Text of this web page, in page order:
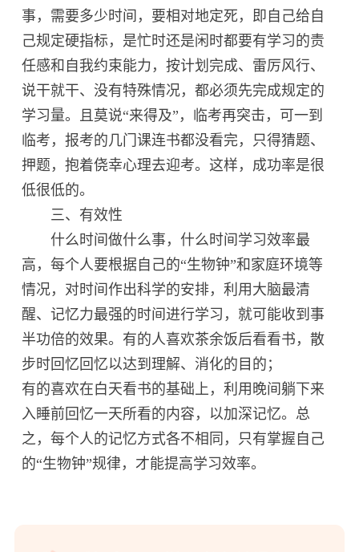
事，需要多少时间，要相对地定死，即自己给自
己规定硬指标，是忙时还是闲时都要有学习的责
任感和自我约束能力，按计划完成、雷厉风行、
说干就干、没有特殊情况，都必须先完成规定的
学习量。且莫说“来得及”，临考再突击，可一到
临考，报考的几门课连书都没看完，只得猜题、
押题，抱着侥幸心理去迎考。这样，成功率是很
低很低的。
三、有效性
什么时间做什么事，什么时间学习效率最
高，每个人要根据自己的“生物钟”和家庭环境等
情况，对时间作出科学的安排，利用大脑最清
醒、记忆力最强的时间进行学习，就可能收到事
半功倍的效果。有的人喜欢茶余饭后看看书，散
步时回忆回忆以达到理解、消化的目的；
有的喜欢在白天看书的基础上，利用晚间躺下来
入睡前回忆一天所看的内容，以加深记忆。总
之，每个人的记忆方式各不相同，只有掌握自己
的“生物钟”规律，才能提高学习效率。